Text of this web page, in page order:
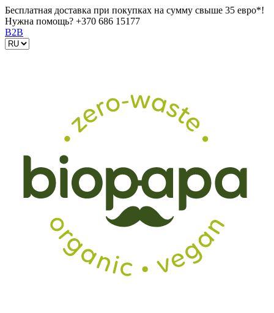
Бесплатная доставка при покупках на сумму свыше 35 евро*!
Нужна помощь? +370 686 15177
B2B